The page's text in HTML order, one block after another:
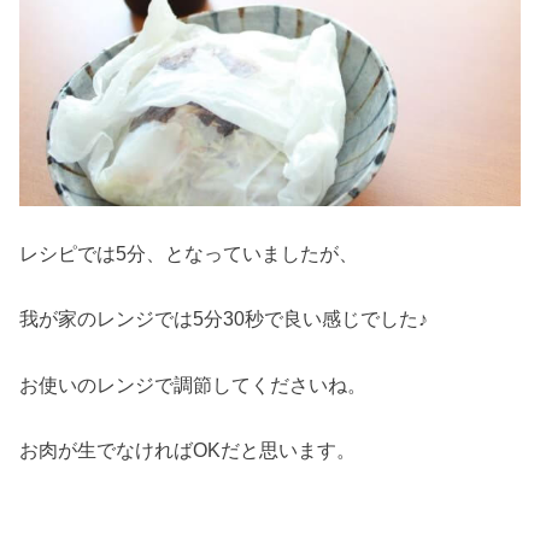
レシピでは5分、となっていましたが、
我が家のレンジでは5分30秒で良い感じでした♪
お使いのレンジで調節してくださいね。
お肉が生でなければOKだと思います。